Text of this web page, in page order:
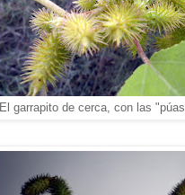
El garrapito de cerca, con las